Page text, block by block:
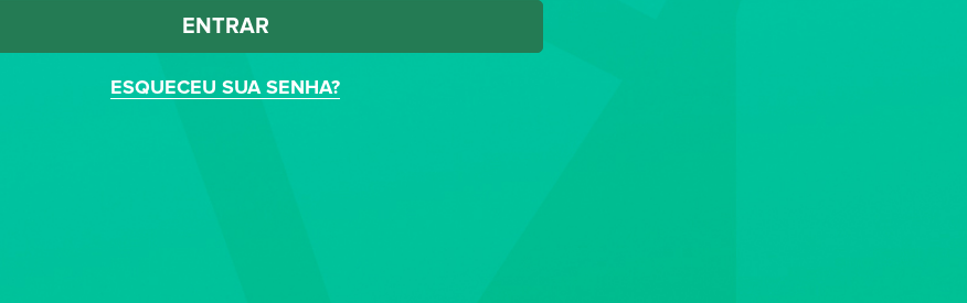
ENTRAR
ESQUECEU SUA SENHA?